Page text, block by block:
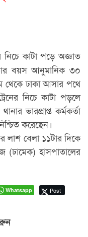
নিচে কাটা পড়ে অজ্ঞাত
বয়স আনুমানিক ৩০
থেকে ঢাকা আসার পথে
নিচে কাটা পড়লে
ভারপ্রাপ্ত কর্মকর্তা
করেছেন।
লাশ বেলা ১১টার দিকে
(ঢামেক) হাসপাতালের
Whatsapp Post